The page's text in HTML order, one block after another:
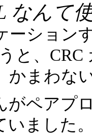
なんて
ーション
と、
かまわな
がペアプ
いました